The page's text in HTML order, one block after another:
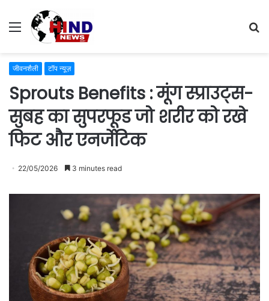
Menu
जीवनशैली टॉप न्यूज़
Sprouts Benefits : मूंग स्प्राउट्स-
सुबह का सुपरफूड जो शरीर को रखे
फिट और एनर्जेटिक
22/05/2026 3 minutes read